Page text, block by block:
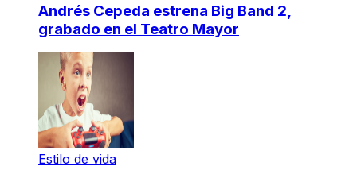
Andrés Cepeda estrena Big Band 2,
grabado en el Teatro Mayor
Estilo de vida